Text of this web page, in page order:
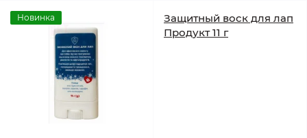
Новинка
Защитный воск для лап
Продукт 11 г